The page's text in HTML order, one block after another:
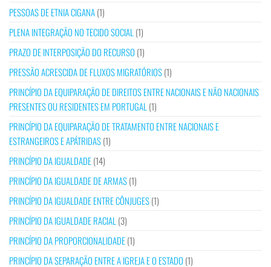
PESSOAS DE ETNIA CIGANA(1)
PLENA INTEGRAÇÃO NO TECIDO SOCIAL (1)
PRAZO DE INTERPOSIÇÃO DO RECURSO (1)
PRESSÃO ACRESCIDA DE FLUXOS MIGRATÓRIOS(1)
PRINCÍPIO DA EQUIPARAÇÃO DE DIREITOS ENTRE NACIONAIS E NÃO NACIONAIS
PRESENTES OU RESIDENTES EM PORTUGAL (1)
PRINCÍPIO DA EQUIPARAÇÃO DE TRATAMENTO ENTRE NACIONAIS E
ESTRANGEIROS E APÁTRIDAS(1)
PRINCÍPIO DA IGUALDADE(14)
PRINCÍPIO DA IGUALDADE DE ARMAS(1)
PRINCÍPIO DA IGUALDADE ENTRE CÔNJUGES(1)
PRINCÍPIO DA IGUALDADE RACIAL (3)
PRINCÍPIO DA PROPORCIONALIDADE(1)
PRINCÍPIO DA SEPARAÇÃO ENTRE A IGREJA E O ESTADO (1)